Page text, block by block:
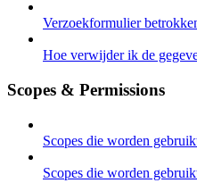
Verzoekformulier
Hoe verwijder ik de
Scopes & Permissions
Scopes die worden
Scopes die worden